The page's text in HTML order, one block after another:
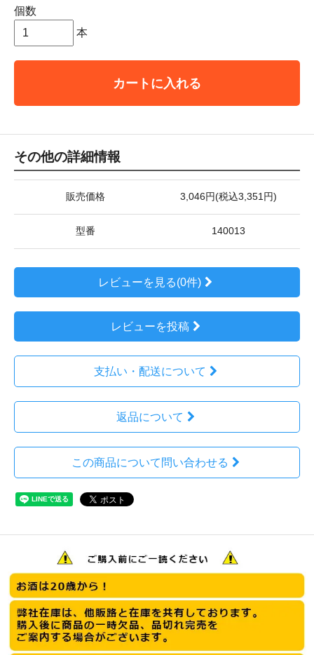
個数
本
カートに入れる
その他の詳細情報
販売価格 3,046円(税込3,351円)
型番 140013
レビューを見る(0件)
レビューを投稿
支払い・配送について
返品について
この商品について問い合わせる